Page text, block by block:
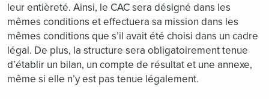
leur entièreté. Ainsi, le CAC sera désigné dans les
mêmes conditions et effectuera sa mission dans les
mêmes conditions que s’il avait été choisi dans un cadre
légal. De plus, la structure sera obligatoirement tenue
d’établir un bilan, un compte de résultat et une annexe,
même si elle n’y est pas tenue légalement.